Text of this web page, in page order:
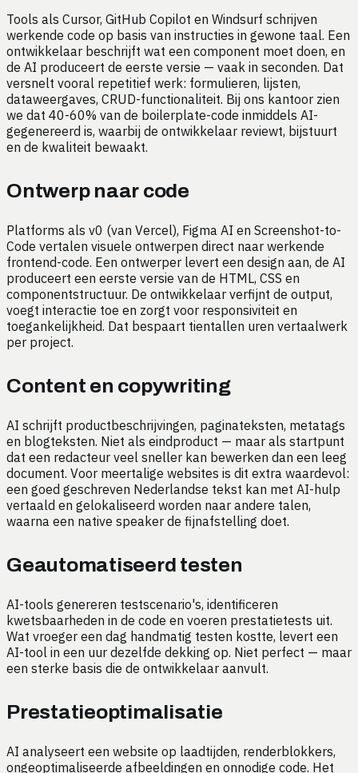
Tools als Cursor, GitHub Copilot en Windsurf schrijven
werkende code op basis van instructies in gewone taal. Een
ontwikkelaar beschrijft wat een component moet doen, en
de AI produceert de eerste versie — vaak in seconden. Dat
versnelt vooral repetitief werk: formulieren, lijsten,
dataweergaves, CRUD-functionaliteit. Bij ons kantoor zien
we dat 40-60% van de boilerplate-code inmiddels AI-
gegenereerd is, waarbij de ontwikkelaar reviewt, bijstuurt
en de kwaliteit bewaakt.
Ontwerp naar code
Platforms als v0 (van Vercel), Figma AI en Screenshot-to-
Code vertalen visuele ontwerpen direct naar werkende
frontend-code. Een ontwerper levert een design aan, de AI
produceert een eerste versie van de HTML, CSS en
componentstructuur. De ontwikkelaar verfijnt de output,
voegt interactie toe en zorgt voor responsiviteit en
toegankelijkheid. Dat bespaart tientallen uren vertaalwerk
per project.
Content en copywriting
AI schrijft productbeschrijvingen, paginateksten, metatags
en blogteksten. Niet als eindproduct — maar als startpunt
dat een redacteur veel sneller kan bewerken dan een leeg
document. Voor meertalige websites is dit extra waardevol:
een goed geschreven Nederlandse tekst kan met AI-hulp
vertaald en gelokaliseerd worden naar andere talen,
waarna een native speaker de fijnafstelling doet.
Geautomatiseerd testen
AI-tools genereren testscenario's, identificeren
kwetsbaarheden in de code en voeren prestatietests uit.
Wat vroeger een dag handmatig testen kostte, levert een
AI-tool in een uur dezelfde dekking op. Niet perfect — maar
een sterke basis die de ontwikkelaar aanvult.
Prestatieoptimalisatie
AI analyseert een website op laadtijden, renderblokkers,
ongeoptimaliseerde afbeeldingen en onnodige code. Het